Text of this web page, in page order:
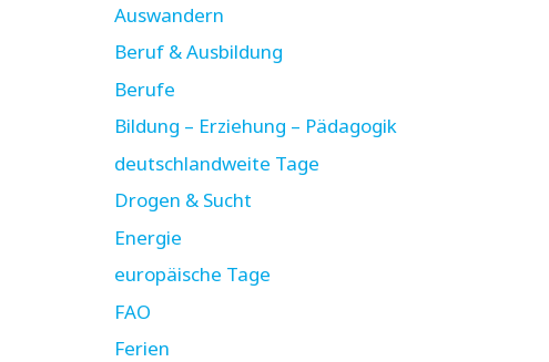
Auswandern
Beruf & Ausbildung
Berufe
Bildung – Erziehung – Pädagogik
deutschlandweite Tage
Drogen & Sucht
Energie
europäische Tage
FAO
Ferien